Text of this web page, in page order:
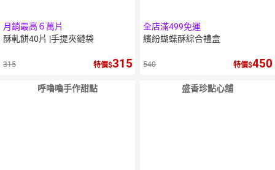
月銷最高６萬片
酥軋餅40片 |手提夾鏈袋
315 特價 315
全店滿499免運
繽紛蝴蝶酥綜合禮盒
540 特價 450
呼嚕嚕手作甜點 盛香珍點心舖